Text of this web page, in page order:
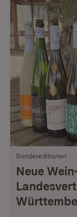
Sondereditionen
Neue